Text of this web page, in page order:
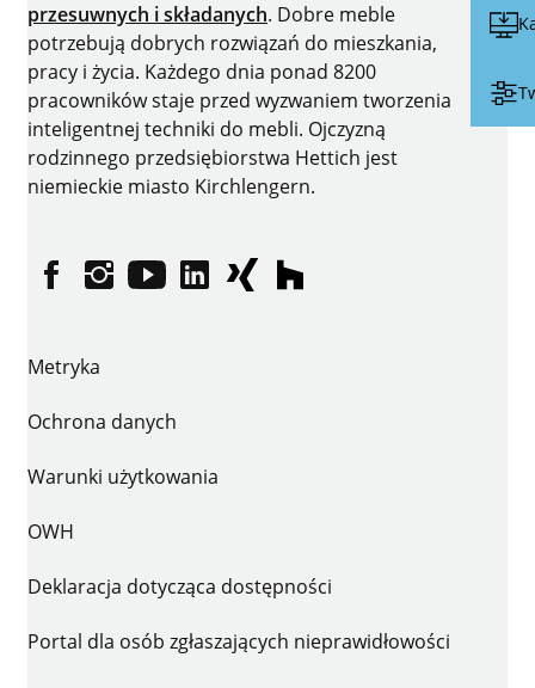
przesuwnych i składanych. Dobre meble
potrzebują dobrych rozwiązań do mieszkania,
pracy i życia. Każdego dnia ponad 8200
pracowników staje przed wyzwaniem tworzenia
inteligentnej techniki do mebli. Ojczyzną
rodzinnego przedsiębiorstwa Hettich jest
niemieckie miasto Kirchlengern.
facebookuinstagramie
YouTubeLinkedInXINGhouzz
Metryka
Ochrona danych
Warunki użytkowania
OWH
Deklaracja dotycząca dostępności
Portal dla osób zgłaszających nieprawidłowości